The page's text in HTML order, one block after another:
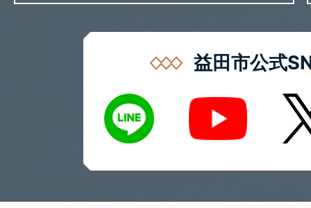
益田市公式
LINE
Youtube X